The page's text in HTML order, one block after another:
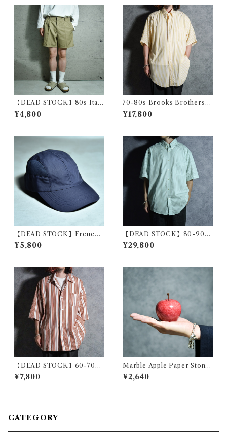
【DEAD STOCK】80s Itali
an Army Short Pants イタリ
ア軍 ショートパンツ ツータッ
¥4,800
70-80s Brooks Brothers
Makers 6 buttons Shirts ブ
ルックスブラザーズ 6ボタン
¥17,800
【DEAD STOCK】French
Navy Cap フランス 海軍 キャ
ップ ジェットキャップ
¥5,800
【DEAD STOCK】80-90s
Yves Saint Laurent Stripe B
D Shirts Green YSL イヴ・
¥29,800
【DEAD STOCK】60-70s
Polish Army Stripe Open-c
ollar Shirts Brown ポーラン
¥7,800
Marble Apple Paper Stone
Red Large マーブルアップル
ペーパーウエイト リンゴ オブ
¥2,640
CATEGORY